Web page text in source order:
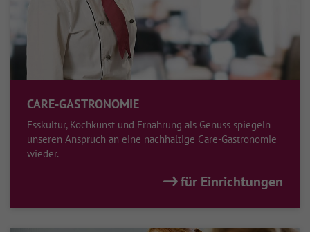
CARE-GASTRONOMIE
Esskultur, Kochkunst und Ernährung als Genuss spiegeln
unseren Anspruch an eine nachhaltige Care-Gastronomie
wieder.
für Einrichtungen